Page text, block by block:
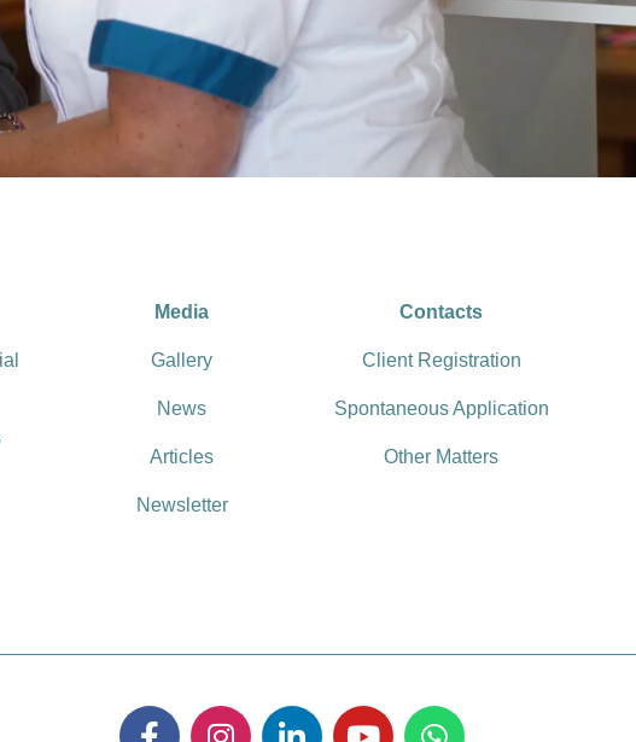
Media
Gallery
News
Articles
Newsletter
Contacts
Client Registration
Spontaneous Application
Other Matters